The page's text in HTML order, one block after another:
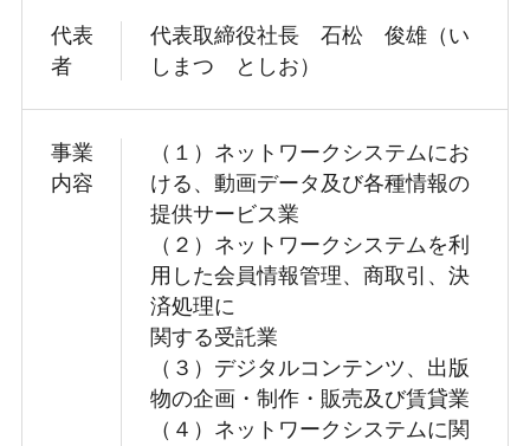
代表
者
代表取締役社長 石松 俊雄（い
しまつ としお）
事業
内容
（１）ネットワークシステムにお
ける、動画データ及び各種情報の
提供サービス業
（２）ネットワークシステムを利
用した会員情報管理、商取引、決
済処理に
関する受託業
（３）デジタルコンテンツ、出版
物の企画・制作・販売及び賃貸業
（４）ネットワークシステムに関